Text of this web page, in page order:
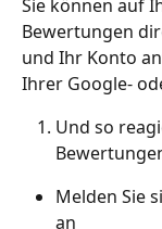
Sie können auf
Bewertungen
und Ihr Konto
Ihrer Google-
Und so
Melden Sie
an